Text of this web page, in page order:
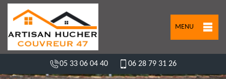
MENU
05 33 06 04 40 06 28 79 31 26